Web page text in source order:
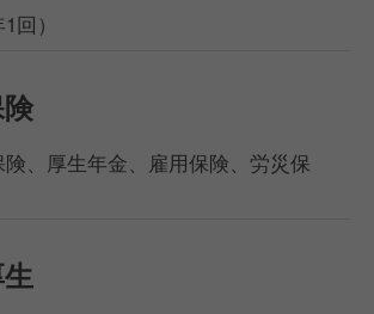
回）
、厚生年金、雇用保険、労災保